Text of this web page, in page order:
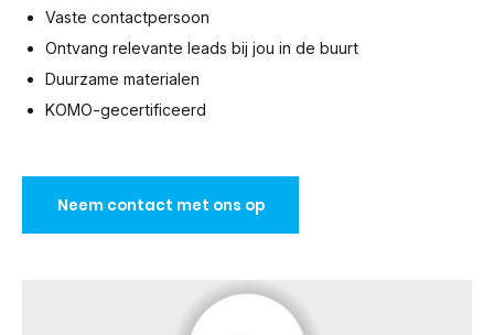
Vaste contactpersoon
Ontvang relevante leads bij jou in de buurt
Duurzame materialen
KOMO-gecertificeerd
Neem contact met ons op